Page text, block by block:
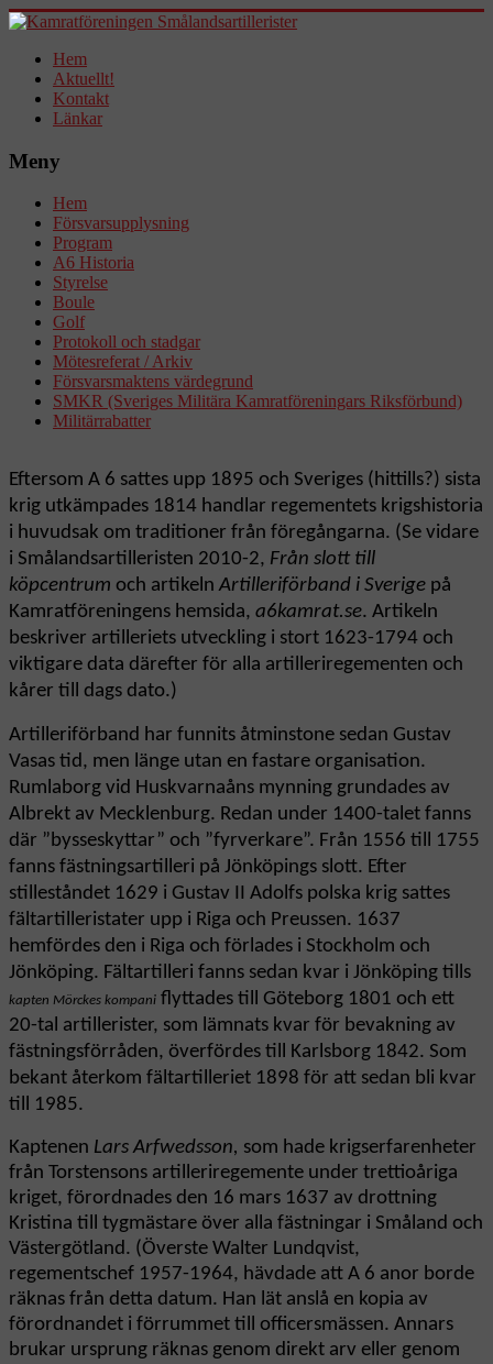
Hem
Aktuellt!
Kontakt
Länkar
Meny
Hem
Försvarsupplysning
Program
A6 Historia
Styrelse
Boule
Golf
Protokoll och stadgar
Mötesreferat / Arkiv
Försvarsmaktens värdegrund
SMKR (Sveriges Militära Kamratföreningars Riksförbund)
Militärrabatter
Eftersom A 6 sattes upp 1895 och Sveriges (hittills?) sista
krig utkämpades 1814 handlar regementets krigshistoria
i huvudsak om traditioner från föregångarna. (Se vidare
i Smålandsartilleristen 2010-2, Från slott till
köpcentrum och artikelnArtilleriförband i Sverige på
Kamratföreningens hemsida, a6kamrat.se. Artikeln
beskriver artilleriets utveckling i stort 1623-1794 och
viktigare data därefter för alla artilleriregementen och
kårer till dags dato.)
Artilleriförband har funnits åtminstone sedan Gustav
Vasas tid, men länge utan en fastare organisation.
Rumlaborg vid Huskvarnaåns mynning grundades av
Albrekt av Mecklenburg. Redan under 1400-talet fanns
där ”bysseskyttar” och ”fyrverkare”. Från 1556 till 1755
fanns fästningsartilleri på Jönköpings slott. Efter
stilleståndet 1629 i Gustav II Adolfs polska krig sattes
fältartilleristater upp i Riga och Preussen. 1637
hemfördes den i Riga och förlades i Stockholm och
Jönköping. Fältartilleri fanns sedan kvar i Jönköping tills
kapten Mörckes kompani flyttades till Göteborg 1801 och ett
20-tal artillerister, som lämnats kvar för bevakning av
fästningsförråden, överfördes till Karlsborg 1842. Som
bekant återkom fältartilleriet 1898 för att sedan bli kvar
till 1985.
Kaptenen Lars Arfwedsson, som hade krigserfarenheter
från Torstensons artilleriregemente under trettioåriga
kriget, förordnades den 16 mars 1637 av drottning
Kristina till tygmästare över alla fästningar i Småland och
Västergötland. (Överste Walter Lundqvist,
regementschef 1957-1964, hävdade att A 6 anor borde
räknas från detta datum. Han lät anslå en kopia av
förordnandet i förrummet till officersmässen. Annars
brukar ursprung räknas genom direkt arv eller genom